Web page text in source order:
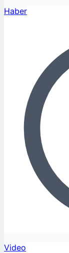
Haber
Video